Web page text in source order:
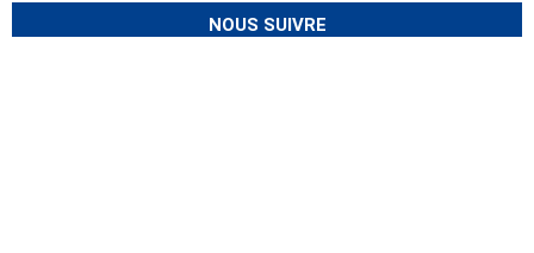
NOUS SUIVRE